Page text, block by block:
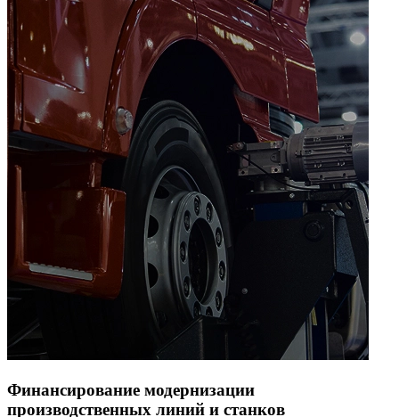
Финансирование модернизации
производственных линий и станков